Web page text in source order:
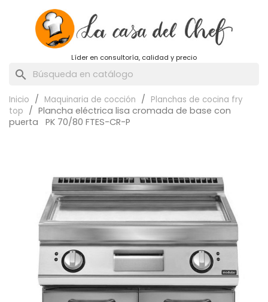
Líder en consultoría, calidad y precio
search
Inicio Maquinaria de cocción
Planchas de cocina fry
top
Plancha eléctrica lisa cromada de base con
puerta PK 70/80 FTES-CR-P